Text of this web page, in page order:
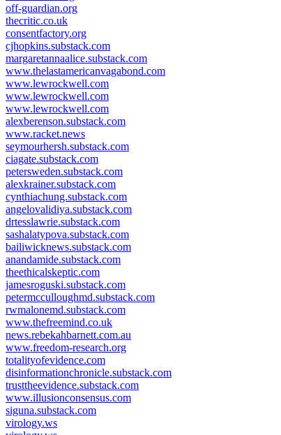
off-guardian.org
thecritic.co.uk
consentfactory.org
cjhopkins.substack.com
margaretannaalice.substack.com
www.thelastamericanvagabond.com
www.lewrockwell.com
www.lewrockwell.com
www.lewrockwell.com
alexberenson.substack.com
www.racket.news
seymourhersh.substack.com
ciagate.substack.com
petersweden.substack.com
alexkrainer.substack.com
cynthiachung.substack.com
angelovalidiya.substack.com
drtesslawrie.substack.com
sashalatypova.substack.com
bailiwicknews.substack.com
anandamide.substack.com
theethicalskeptic.com
jamesroguski.substack.com
petermcculloughmd.substack.com
rwmalonemd.substack.com
www.thefreemind.co.uk
news.rebekahbarnett.com.au
www.freedom-research.org
totalityofevidence.com
disinformationchronicle.substack.com
trusttheevidence.substack.com
www.illusionconsensus.com
siguna.substack.com
virology.ws